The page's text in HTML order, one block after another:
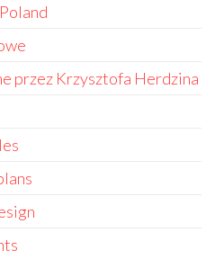
przez Krzysztofa Herdzina